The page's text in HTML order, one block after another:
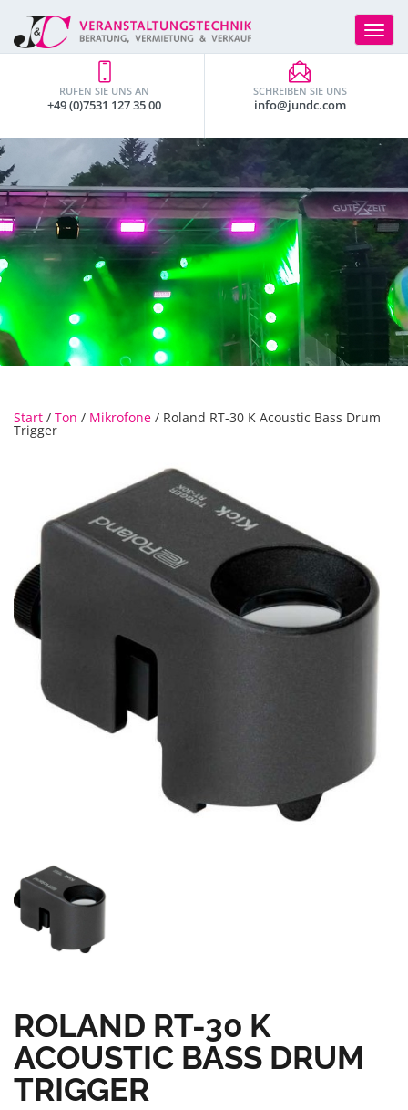
Toggle
SCHREIBEN SIE UNS
info@jundc.com
RUFEN SIE UNS AN
+49 (0)7531 127 35 00
Start / Ton / Mikrofone / Roland RT-30 K Acoustic Bass Drum
Trigger
ROLAND RT-30 K
ACOUSTIC BASS DRUM
TRIGGER